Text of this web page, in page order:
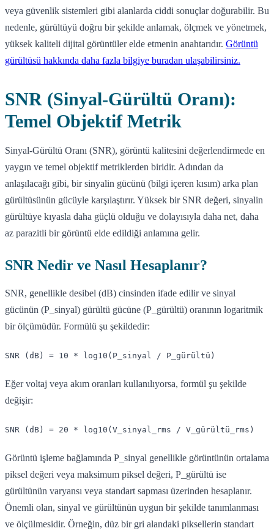
veya güvenlik sistemleri gibi alanlarda ciddi sonuçlar doğurabilir. Bu
nedenle, gürültüyü doğru bir şekilde anlamak, ölçmek ve yönetmek,
yüksek kaliteli dijital görüntüler elde etmenin anahtarıdır. Görüntü
gürültüsü hakkında daha fazla bilgiye buradan ulaşabilirsiniz.
SNR (Sinyal-Gürültü Oranı):
Temel Objektif Metrik
Sinyal-Gürültü Oranı (SNR), görüntü kalitesini değerlendirmede en
yaygın ve temel objektif metriklerden biridir. Adından da
anlaşılacağı gibi, bir sinyalin gücünü (bilgi içeren kısım) arka plan
gürültüsünün gücüyle karşılaştırır. Yüksek bir SNR değeri, sinyalin
gürültüye kıyasla daha güçlü olduğu ve dolayısıyla daha net, daha
az parazitli bir görüntü elde edildiği anlamına gelir.
SNR Nedir ve Nasıl Hesaplanır?
SNR, genellikle desibel (dB) cinsinden ifade edilir ve sinyal
gücünün (P_sinyal) gürültü gücüne (P_gürültü) oranının logaritmik
bir ölçümüdür. Formülü şu şekildedir:
SNR (dB) = 10 * log10(P_sinyal / P_gürültü)
Eğer voltaj veya akım oranları kullanılıyorsa, formül şu şekilde
değişir:
SNR (dB) = 20 * log10(V_sinyal_rms / V_gürültü_rms)
Görüntü işleme bağlamında P_sinyal genellikle görüntünün ortalama
piksel değeri veya maksimum piksel değeri, P_gürültü ise
gürültünün varyansı veya standart sapması üzerinden hesaplanır.
Önemli olan, sinyal ve gürültünün uygun bir şekilde tanımlanması
ve ölçülmesidir. Örneğin, düz bir gri alandaki piksellerin standart